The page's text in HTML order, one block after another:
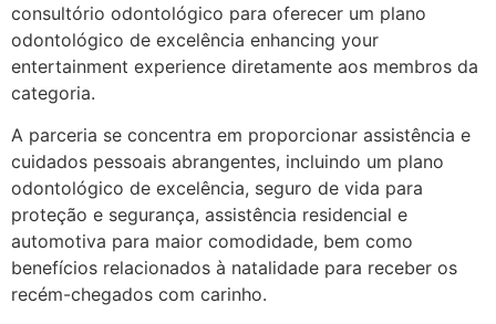
consultório odontológico para oferecer um plano
odontológico de excelência enhancing your
entertainment experience diretamente aos membros da
categoria.
A parceria se concentra em proporcionar assistência e
cuidados pessoais abrangentes, incluindo um plano
odontológico de excelência, seguro de vida para
proteção e segurança, assistência residencial e
automotiva para maior comodidade, bem como
benefícios relacionados à natalidade para receber os
recém-chegados com carinho.